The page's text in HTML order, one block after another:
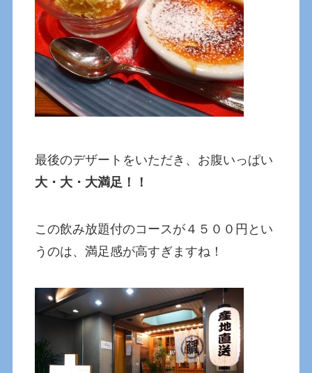
最後のデザートをいただき、お腹いっぱい
大・大・大満足！！
この飲み放題付のコースが４５００円とい
うのは、満足感が高すぎますね！